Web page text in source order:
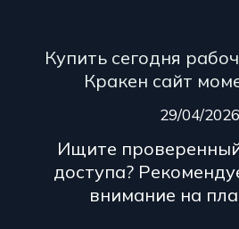
Купить сегодня
Кракен сайт
29/04/2026
Ищите
доступа?
внимание на